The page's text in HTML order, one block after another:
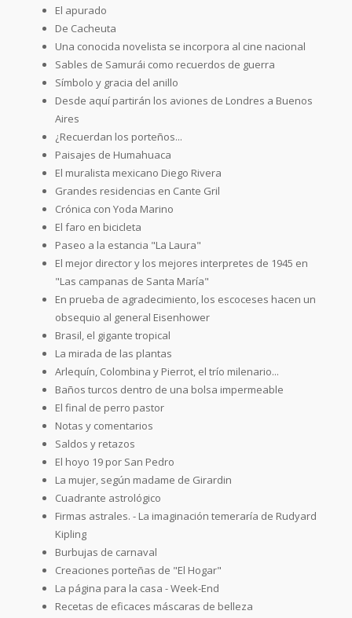
El apurado
De Cacheuta
Una conocida novelista se incorpora al cine nacional
Sables de Samurái como recuerdos de guerra
Símbolo y gracia del anillo
Desde aquí partirán los aviones de Londres a Buenos
Aires
¿Recuerdan los porteños...
Paisajes de Humahuaca
El muralista mexicano Diego Rivera
Grandes residencias en Cante Gril
Crónica con Yoda Marino
El faro en bicicleta
Paseo a la estancia "La Laura"
El mejor director y los mejores interpretes de 1945 en
"Las campanas de Santa María"
En prueba de agradecimiento, los escoceses hacen un
obsequio al general Eisenhower
Brasil, el gigante tropical
La mirada de las plantas
Arlequín, Colombina y Pierrot, el trío milenario...
Baños turcos dentro de una bolsa impermeable
El final de perro pastor
Notas y comentarios
Saldos y retazos
El hoyo 19 por San Pedro
La mujer, según madame de Girardin
Cuadrante astrológico
Firmas astrales. - La imaginación temeraría de Rudyard
Kipling
Burbujas de carnaval
Creaciones porteñas de "El Hogar"
La página para la casa - Week-End
Recetas de eficaces máscaras de belleza